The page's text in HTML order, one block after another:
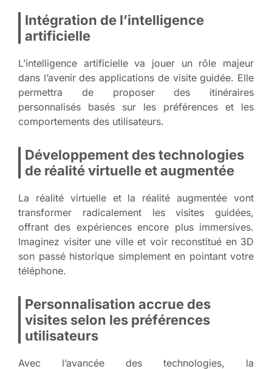
Intégration de l’intelligence
artificielle
L’intelligence artificielle va jouer un rôle majeur
dans l’avenir des applications de visite guidée. Elle
permettra de proposer des itinéraires
personnalisés basés sur les préférences et les
comportements des utilisateurs.
Développement des technologies
de réalité virtuelle et augmentée
La réalité virtuelle et la réalité augmentée vont
transformer radicalement les visites guidées,
offrant des expériences encore plus immersives.
Imaginez visiter une ville et voir reconstitué en 3D
son passé historique simplement en pointant votre
téléphone.
Personnalisation accrue des
visites selon les préférences
utilisateurs
Avec l’avancée des technologies, la